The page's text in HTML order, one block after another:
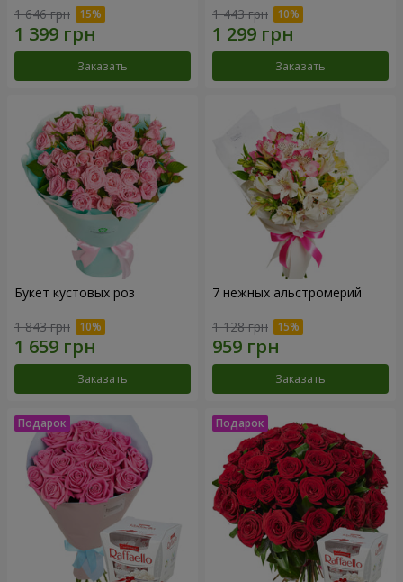
1 646 грн
Заказать
1 443 грн
Заказать
Букет кустовых роз
1 843 грн
Заказать
7 нежных альстромерий
1 128 грн
Заказать